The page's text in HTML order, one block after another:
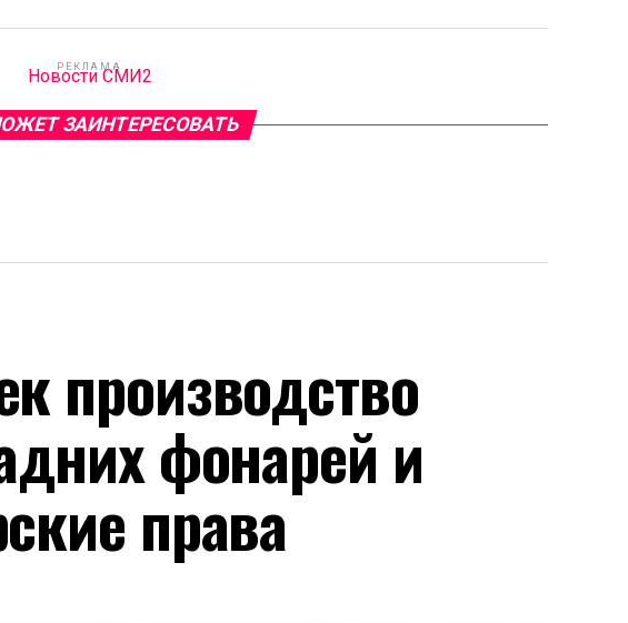
РЕКЛАМА
Новости СМИ2
ЗАИНТЕРЕСОВАТЬ
производство
фонарей и
права